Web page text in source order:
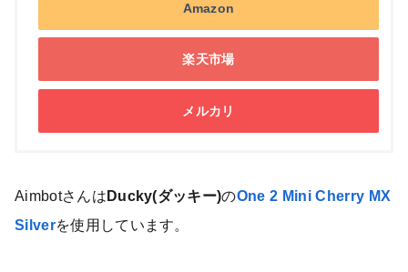
Amazon
楽天市場
メルカリ
Aimbotさんは Ducky(ダッキー)のOne 2 Mini Cherry MX
Silverを使用しています。